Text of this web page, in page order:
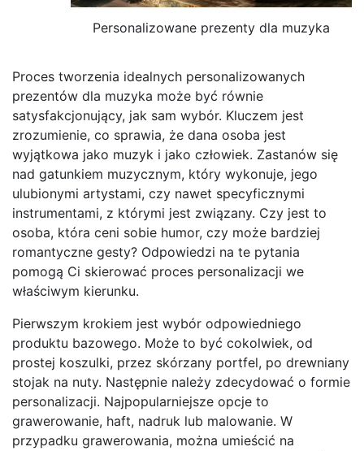
Personalizowane prezenty dla muzyka
Proces tworzenia idealnych personalizowanych
prezentów dla muzyka może być równie
satysfakcjonujący, jak sam wybór. Kluczem jest
zrozumienie, co sprawia, że dana osoba jest
wyjątkowa jako muzyk i jako człowiek. Zastanów się
nad gatunkiem muzycznym, który wykonuje, jego
ulubionymi artystami, czy nawet specyficznymi
instrumentami, z którymi jest związany. Czy jest to
osoba, która ceni sobie humor, czy może bardziej
romantyczne gesty? Odpowiedzi na te pytania
pomogą Ci skierować proces personalizacji we
właściwym kierunku.
Pierwszym krokiem jest wybór odpowiedniego
produktu bazowego. Może to być cokolwiek, od
prostej koszulki, przez skórzany portfel, po drewniany
stojak na nuty. Następnie należy zdecydować o formie
personalizacji. Najpopularniejsze opcje to
grawerowanie, haft, nadruk lub malowanie. W
przypadku grawerowania, można umieścić na